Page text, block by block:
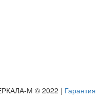
М © 2022 | Гарантия